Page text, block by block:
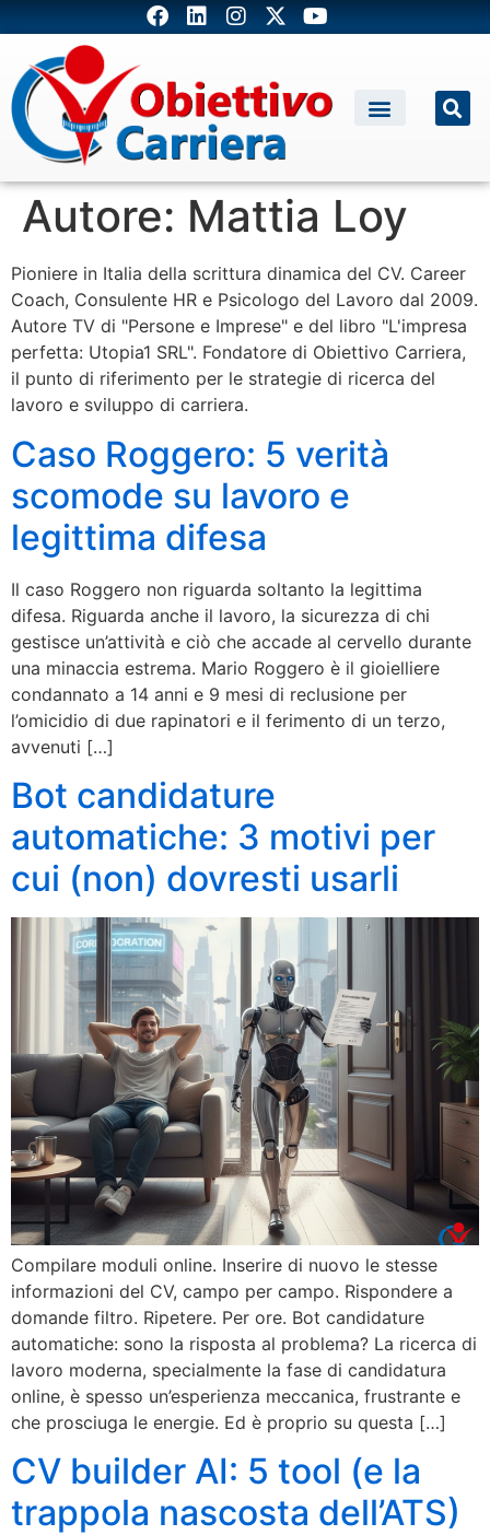
Autore: Mattia Loy
Pioniere in Italia della scrittura dinamica del CV. Career
Coach, Consulente HR e Psicologo del Lavoro dal 2009.
Autore TV di "Persone e Imprese" e del libro "L'impresa
perfetta: Utopia1 SRL". Fondatore di Obiettivo Carriera,
il punto di riferimento per le strategie di ricerca del
lavoro e sviluppo di carriera.
Caso Roggero: 5 verità
scomode su lavoro e
legittima difesa
Il caso Roggero non riguarda soltanto la legittima
difesa. Riguarda anche il lavoro, la sicurezza di chi
gestisce un’attività e ciò che accade al cervello durante
una minaccia estrema. Mario Roggero è il gioielliere
condannato a 14 anni e 9 mesi di reclusione per
l’omicidio di due rapinatori e il ferimento di un terzo,
avvenuti […]
Bot candidature
automatiche: 3 motivi per
cui (non) dovresti usarli
Compilare moduli online. Inserire di nuovo le stesse
informazioni del CV, campo per campo. Rispondere a
domande filtro. Ripetere. Per ore. Bot candidature
automatiche: sono la risposta al problema? La ricerca di
lavoro moderna, specialmente la fase di candidatura
online, è spesso un’esperienza meccanica, frustrante e
che prosciuga le energie. Ed è proprio su questa […]
CV builder AI: 5 tool (e la
trappola nascosta dell’ATS)